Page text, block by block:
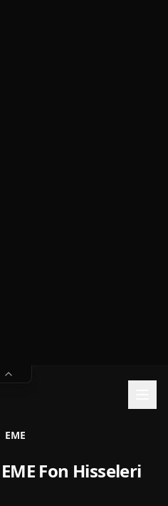
EME
EME Fon Hisseleri